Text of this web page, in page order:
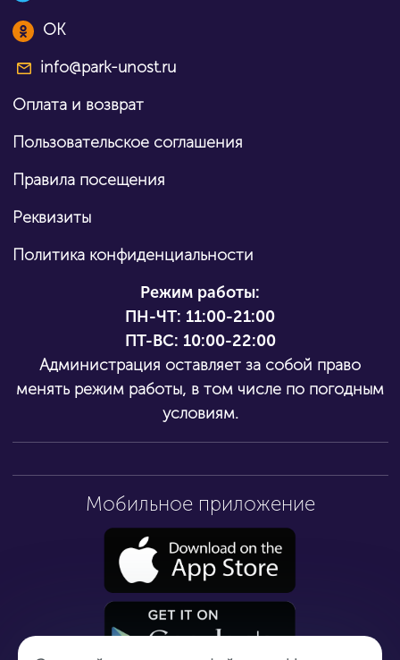
OK
info@park-unost.ru
Оплата и возврат
Пользовательское соглашения
Правила посещения
Реквизиты
Политика конфиденциальности
Режим работы:
ПН-ЧТ: 11:00-21:00
ПТ-ВС: 10:00-22:00
Администрация оставляет за собой право
менять режим работы, в том числе по погодным
условиям.
Мобильное приложение